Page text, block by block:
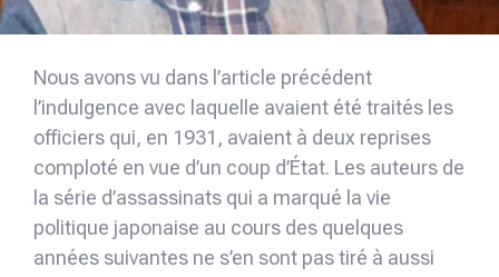
Nous avons vu dans l’article précédent
l’indulgence avec laquelle avaient été traités les
officiers qui, en 1931, avaient à deux reprises
comploté en vue d’un coup d’État. Les auteurs de
la série d’assassinats qui a marqué la vie
politique japonaise au cours des quelques
années suivantes ne s’en sont pas tiré à aussi